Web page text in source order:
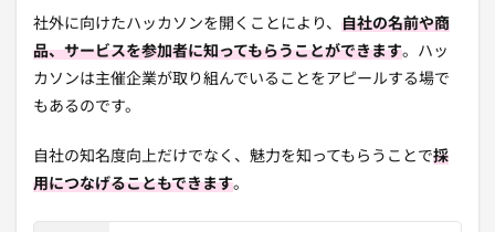
社外に向けたハッカソンを開くことにより、 自社の名前や商
品、サービスを参加者に知ってもらうことができます。ハッ
カソンは主催企業が取り組んでいることをアピールする場で
もあるのです。
自社の知名度向上だけでなく、魅力を知ってもらうことで採
用につなげることもできます。